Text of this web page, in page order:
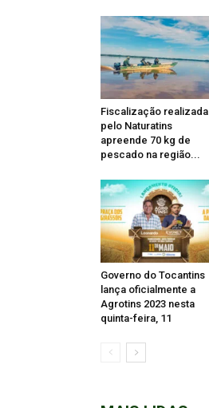
Fiscalização realizada
pelo Naturatins
apreende 70 kg de
pescado na região...
Governo do Tocantins
lança oficialmente a
Agrotins 2023 nesta
quinta-feira, 11